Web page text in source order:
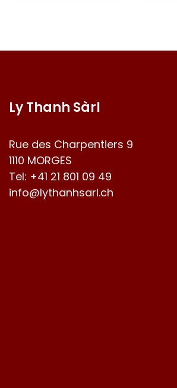
Ly Thanh Sàrl
Rue des Charpentiers 9
1110 MORGES
Tel: +41 21 801 09 49
info@lythanhsarl.ch